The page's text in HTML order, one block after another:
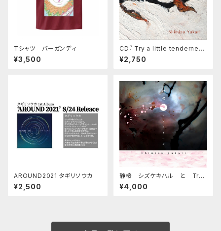
Tシャツ バーガンディ
¥3,500
CD『 Try a little tenderness
＋』
¥2,750
AROUND2021 タギリソウカ
¥2,500
静桜 シズケキハル と Try
a little tenderness➕ 2枚セ
ット
¥4,000